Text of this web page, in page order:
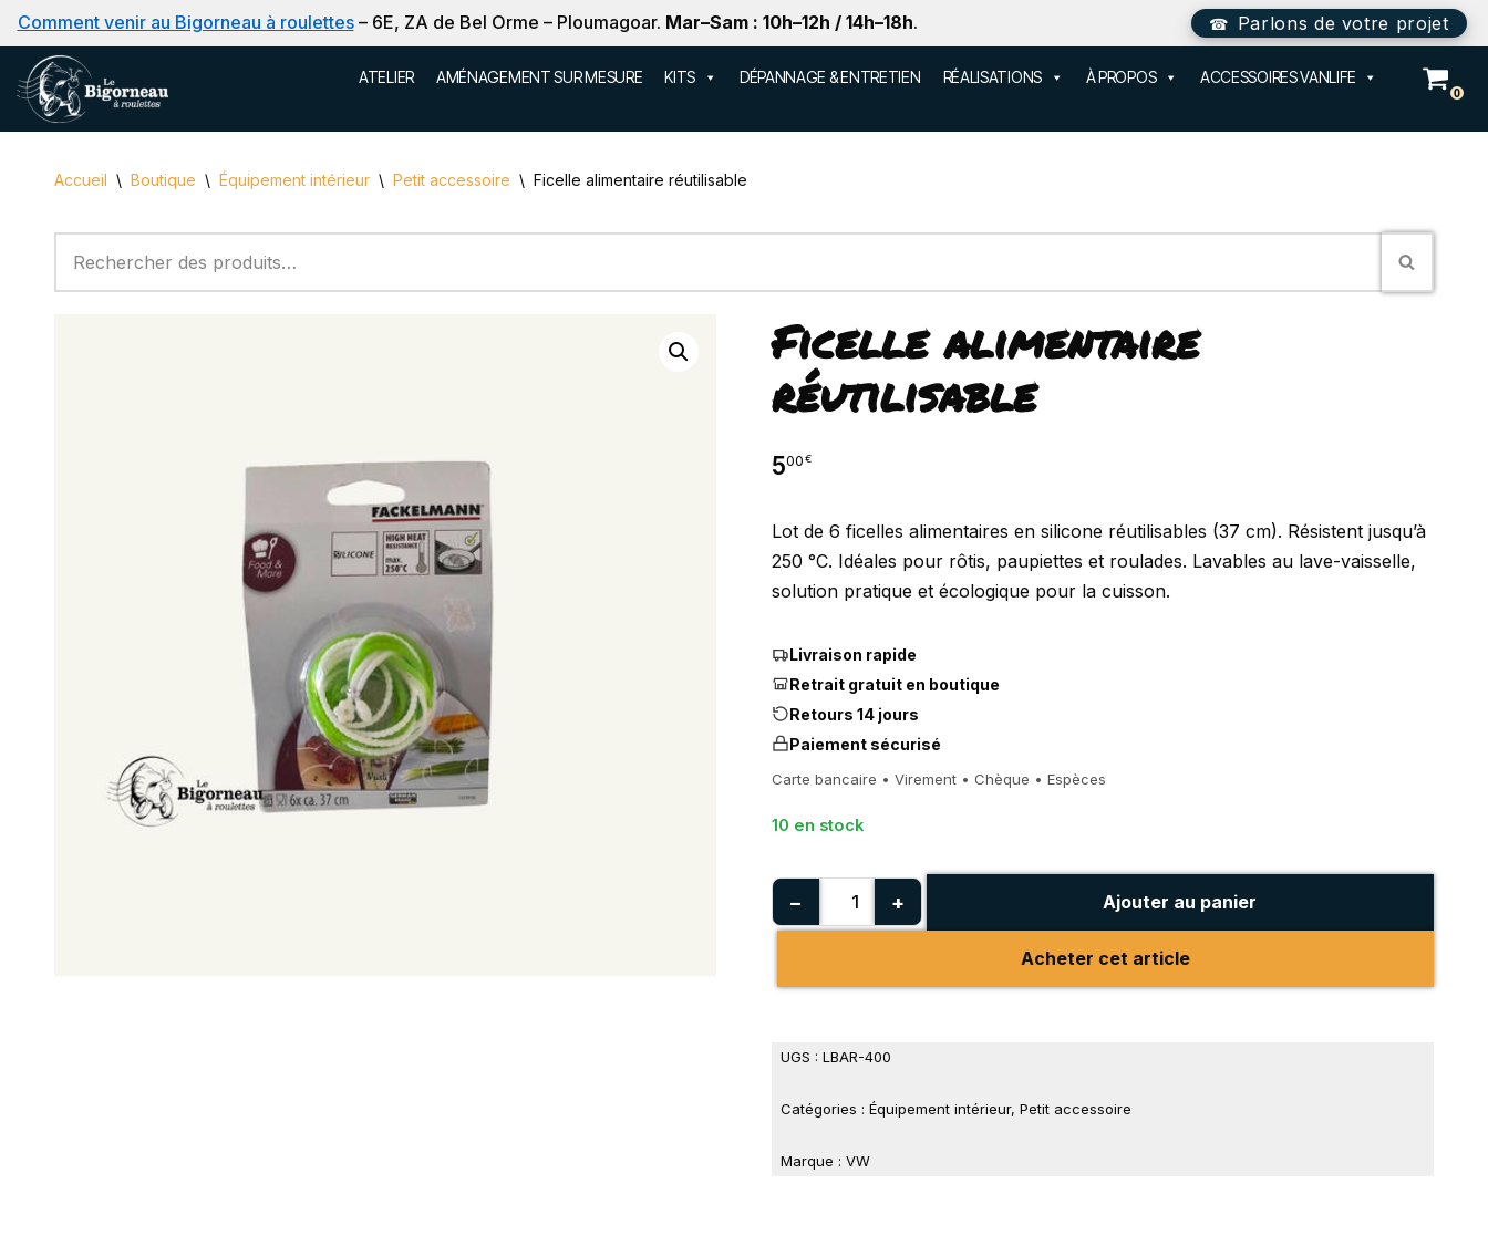
Aller
au
contenu
Comment venir au Bigorneau à roulettes– 6E, ZA de Bel Orme – Ploumagoar. Mar–Sam : 10h–12h / 14h–18h. Parlons de votre projet
ATELIER AMÉNAGEMENT SUR MESURE KITS DÉPANNAGE & ENTRETIEN RÉALISATIONS À PROPOS ACCESSOIRES VANLIFE
0
Accueil \ Boutique \ Équipement intérieur \ Petit accessoire \ Ficelle alimentaire réutilisable
Ficelle alimentaire
réutilisable
500€
Lot de 6 ficelles alimentaires en silicone réutilisables (37 cm). Résistent jusqu’à
250 °C. Idéales pour rôtis, paupiettes et roulades. Lavables au lave-vaisselle,
solution pratique et écologique pour la cuisson.
Livraison rapide
Retrait gratuit en boutique
Retours 14 jours
Paiement sécurisé
Carte bancaire • Virement • Chèque • Espèces
10 en stock
− + Ajouter au panier
Acheter cet article
UGS : LBAR-400
Catégories : Équipement intérieur, Petit accessoire
Marque : VW